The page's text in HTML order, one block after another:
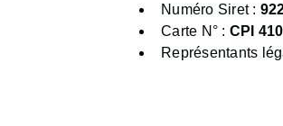
Numéro Siret :
Carte N° : CPI
Représentants